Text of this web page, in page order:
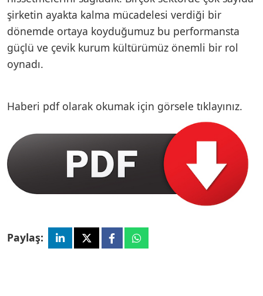
şirketin ayakta kalma mücadelesi verdiği bir
dönemde ortaya koyduğumuz bu performansta
güçlü ve çevik kurum kültürümüz önemli bir rol
oynadı.
Haberi pdf olarak okumak için görsele tıklayınız.
Paylaş: